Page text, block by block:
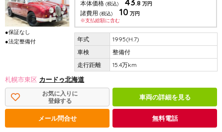
●保証なし
●法定整備付
本体価格 (税込) .8 万円
諸費用 (税込) 10 万円
※支払総額に含む
1995(H.7)
整備付
15.4万km
札幌市東区 カードゥ北海道
お気に入りに
登録する
車両の詳細を見る
メール問合せ 無料電話